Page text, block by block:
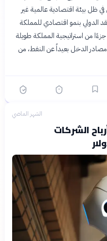
ظل بيئة اقتصادية عالمية غير
الدولي بنمو اقتصادي للمملكة
الإجراء جزءًا من استراتيجية المملكة طويلة
مصادر الدخل بعيداً عن النفط، من
الشهر الماضي
الشركات